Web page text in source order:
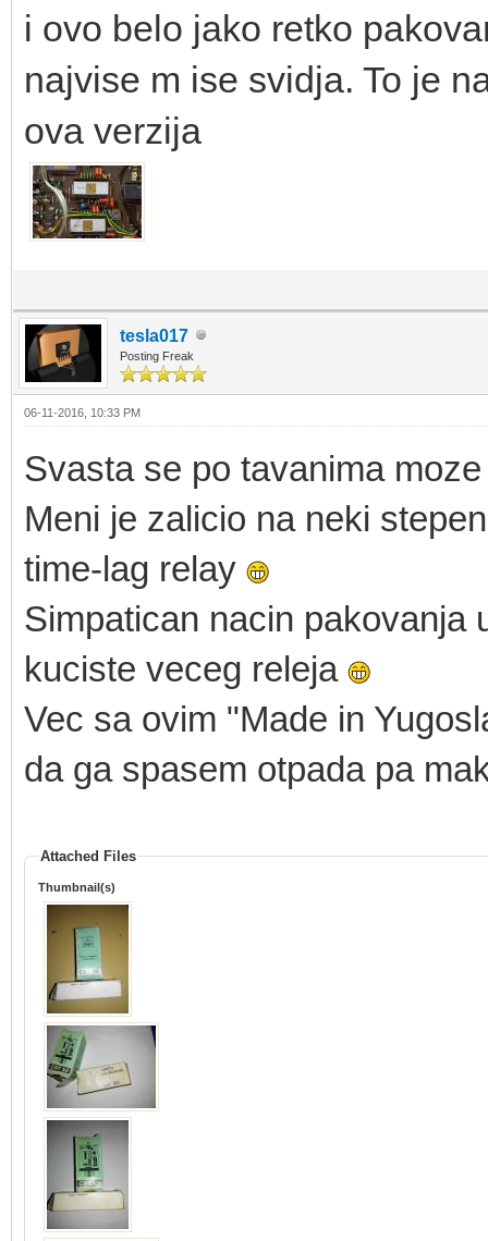
i ovo belo jako retko
najvise m ise svidja. To je
ova verzija
tesla017
Posting Freak
06-11-2016, 10:33 PM
Svasta se po tavanima
Meni je zalicio na neki
time-lag relay
Simpatican nacin pakovanja
kuciste veceg releja
Vec sa ovim "Made in
da ga spasem otpada pa
Attached Files
Thumbnail(s)